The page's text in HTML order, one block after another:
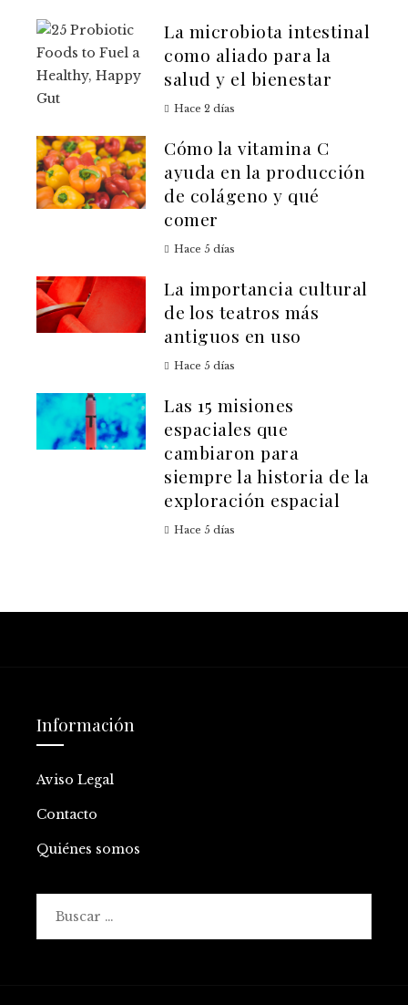
La microbiota intestinal
como aliado para la
salud y el bienestar
Hace 2 días
Cómo la vitamina C
ayuda en la producción
de colágeno y qué
comer
Hace 5 días
La importancia cultural
de los teatros más
antiguos en uso
Hace 5 días
Las 15 misiones
espaciales que
cambiaron para
siempre la historia de la
exploración espacial
Hace 5 días
Información
Aviso Legal
Contacto
Quiénes somos